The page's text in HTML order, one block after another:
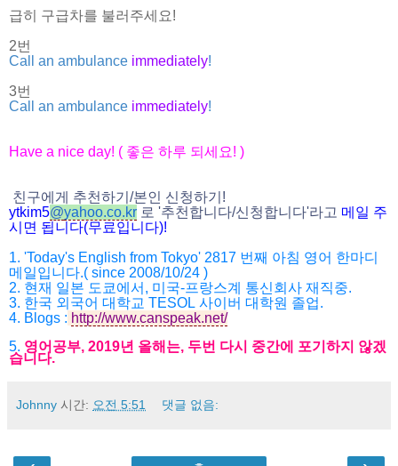
급히 구급차를 불러주세요!
2번
Call an ambulance immediately!
3번
Call an ambulance immediately!
Have a nice day! ( 좋은 하루 되세요! )
친구에게 추천하기 /본인 신청하기 !
ytkim5@yahoo.co.kr 로 '추천합니다/신청합니다'라고 메일 주
시면 됩니다(무료입니다)!
1. 'Today's English from Tokyo' 2817 번째 아침 영어 한마디
메일입니다.( since 2008/10/24 )
2. 현재 일본 도쿄에서 , 미국-프랑스계 통신회사 재직중.
3. 한국 외국어 대학교 TESOL 사이버 대학원 졸업.
4. Blogs : http://www.canspeak.net/
5. 영어공부, 2019년 올해는, 두번 다시 중간에 포기하지 않겠
습니다.
Johnny 시간: 오전 5:51 댓글 없음: